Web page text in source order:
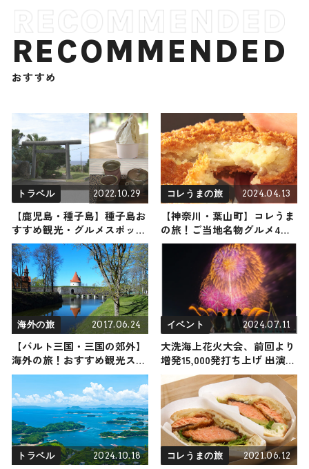
RECOMMENDED
おすすめ
トラベル 2022.10.29
【鹿児島・種子島】種子島お
すすめ観光・グルメスポット
｜島の魅力あふれるスポット
をご紹介
コレうまの旅 2024.04.13
【神奈川・葉山町】コレうま
の旅！ご当地名物グルメ4選
2024年4月13日放送
海外の旅 2017.06.24
【バルト三国・三国の郊外】
海外の旅！おすすめ観光スポ
ットやグルメをリポート
イベント 2024.07.11
大洗海上花火大会、前回より
増発15,000発打ち上げ 出演ア
ーティストも発表
トラベル 2024.10.18 コレうまの旅 2021.06.12